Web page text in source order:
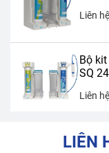
Liên hệ
Bộ
SQ
Liên hệ
LIÊN